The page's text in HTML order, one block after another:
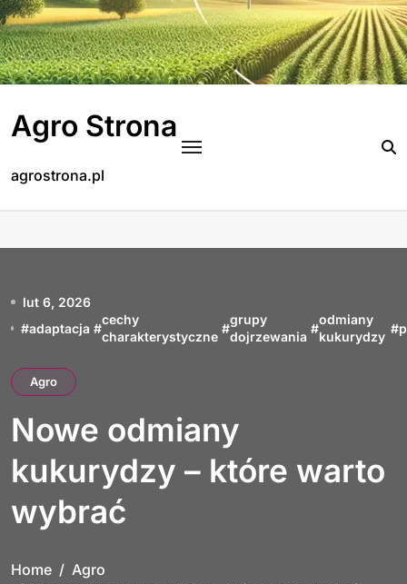
Skip
to
content
Agro Strona
agrostrona.pl
lut 6, 2026
#adaptacja #
cechy
charakterystyczne
#
grupy
dojrzewania
#
odmiany
kukurydzy
#
Agro
Nowe odmiany
kukurydzy – które warto
wybrać
Home
Agro